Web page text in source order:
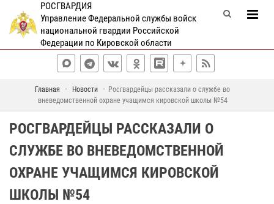
РОСГВАРДИЯ
Управление Федеральной службы войск
национальной гвардии Российской
Федерации по Кировской области
Главная Новости
Росгвардейцы рассказали о службе во
вневедомственной охране учащимся кировской школы №54
РОСГВАРДЕЙЦЫ РАССКАЗАЛИ О
СЛУЖБЕ ВО ВНЕВЕДОМСТВЕННОЙ
ОХРАНЕ УЧАЩИМСЯ КИРОВСКОЙ
ШКОЛЫ №54